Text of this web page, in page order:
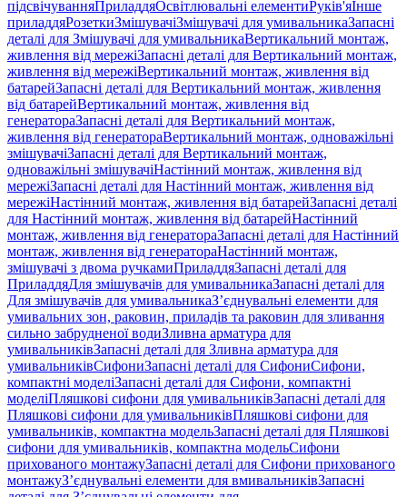
підсвічуванняПриладдяОсвітлювальні елементиРуків'яІнше
приладдяРозеткиЗмішувачіЗмішувачі для умивальникаЗапасні
деталі для Змішувачі для умивальникаВертикальний монтаж,
живлення від мережіЗапасні деталі для Вертикальний монтаж,
живлення від мережіВертикальний монтаж, живлення від
батарейЗапасні деталі для Вертикальний монтаж, живлення
від батарейВертикальний монтаж, живлення від
генератораЗапасні деталі для Вертикальний монтаж,
живлення від генератораВертикальний монтаж, одноважільні
змішувачіЗапасні деталі для Вертикальний монтаж,
одноважільні змішувачіНастінний монтаж, живлення від
мережіЗапасні деталі для Настінний монтаж, живлення від
мережіНастінний монтаж, живлення від батарейЗапасні деталі
для Настінний монтаж, живлення від батарейНастінний
монтаж, живлення від генератораЗапасні деталі для Настінний
монтаж, живлення від генератораНастінний монтаж,
змішувачі з двома ручкамиПриладдяЗапасні деталі для
ПриладдяДля змішувачів для умивальникаЗапасні деталі для
Для змішувачів для умивальникаЗ’єднувальні елементи для
умивальних зон, раковин, приладів та раковин для зливання
сильно забрудненої водиЗливна арматура для
умивальниківЗапасні деталі для Зливна арматура для
умивальниківСифониЗапасні деталі для СифониСифони,
компактні моделіЗапасні деталі для Сифони, компактні
моделіПляшкові сифони для умивальниківЗапасні деталі для
Пляшкові сифони для умивальниківПляшкові сифони для
умивальників, компактна модельЗапасні деталі для Пляшкові
сифони для умивальників, компактна модельСифони
прихованого монтажуЗапасні деталі для Сифони прихованого
монтажуЗ’єднувальні елементи для вмивальниківЗапасні